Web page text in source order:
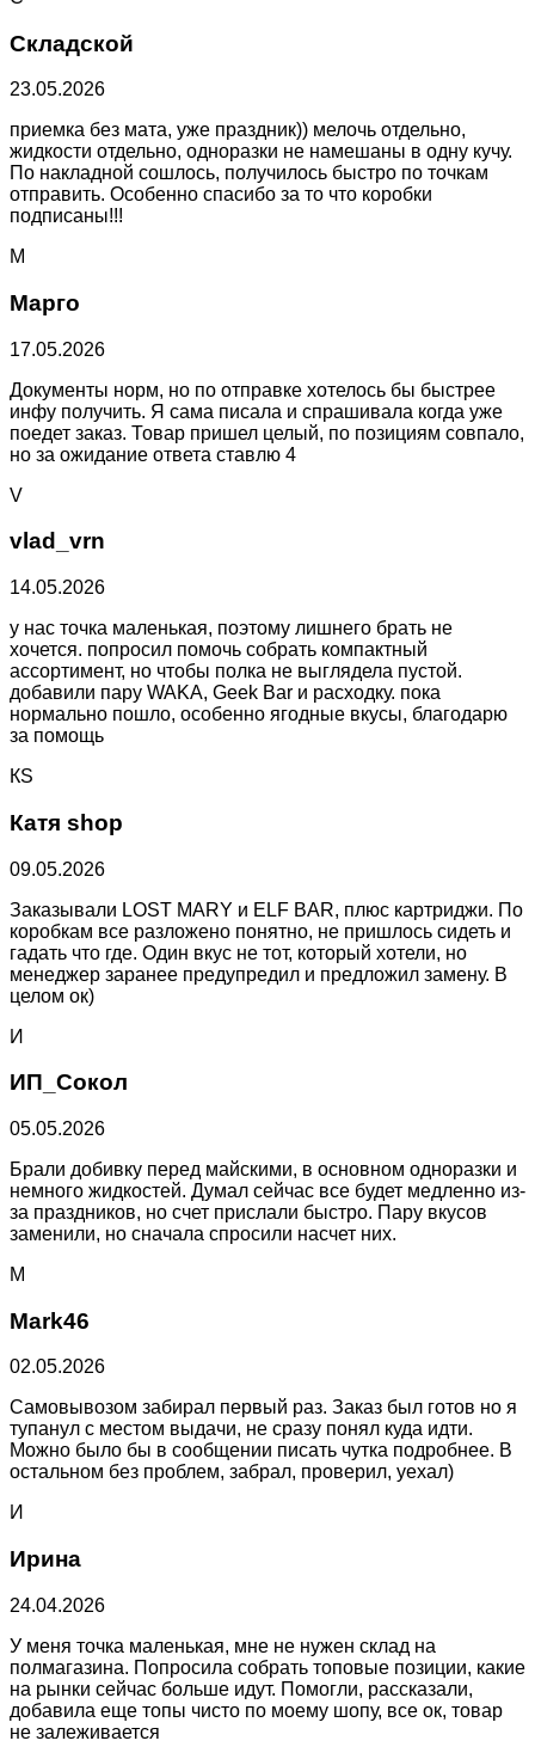
Складской
23.05.2026
приемка без мата, уже праздник)) мелочь отдельно,
жидкости отдельно, одноразки не намешаны в одну кучу.
По накладной сошлось, получилось быстро по точкам
отправить. Особенно спасибо за то что коробки
подписаны!!!
М
Марго
17.05.2026
Документы норм, но по отправке хотелось бы быстрее
инфу получить. Я сама писала и спрашивала когда уже
поедет заказ. Товар пришел целый, по позициям совпало,
но за ожидание ответа ставлю 4
V
vlad_vrn
14.05.2026
у нас точка маленькая, поэтому лишнего брать не
хочется. попросил помочь собрать компактный
ассортимент, но чтобы полка не выглядела пустой.
добавили пару WAKA, Geek Bar и расходку. пока
нормально пошло, особенно ягодные вкусы, благодарю
за помощь
КS
Катя shop
09.05.2026
Заказывали LOST MARY и ELF BAR, плюс картриджи. По
коробкам все разложено понятно, не пришлось сидеть и
гадать что где. Один вкус не тот, который хотели, но
менеджер заранее предупредил и предложил замену. В
целом ок)
И
ИП_Сокол
05.05.2026
Брали добивку перед майскими, в основном одноразки и
немного жидкостей. Думал сейчас все будет медленно из-
за праздников, но счет прислали быстро. Пару вкусов
заменили, но сначала спросили насчет них.
M
Mark46
02.05.2026
Самовывозом забирал первый раз. Заказ был готов но я
тупанул с местом выдачи, не сразу понял куда идти.
Можно было бы в сообщении писать чутка подробнее. В
остальном без проблем, забрал, проверил, уехал)
И
Ирина
24.04.2026
У меня точка маленькая, мне не нужен склад на
полмагазина. Попросила собрать топовые позиции, какие
на рынки сейчас больше идут. Помогли, рассказали,
добавила еще топы чисто по моему шопу, все ок, товар
не залеживается